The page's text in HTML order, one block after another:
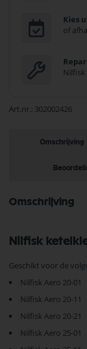
Kies
of
Nilfisk
Art.nr. 302002426
Omschrijving
Omschrijving
Nilfisk
Geschikt voor de
Nilfisk Aero 20-01
Nilfisk Aero 20-11
Nilfisk Aero 20-21
Nilfisk Aero 25-01